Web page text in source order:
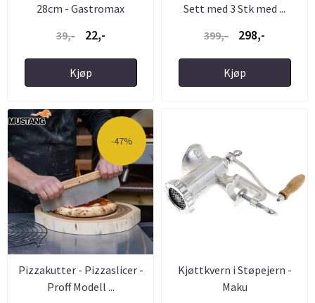
28cm - Gastromax
39,-
22,-
Kjøp
Sett med 3 Stk med ...
399,-
298,-
Kjøp
-47%
Pizzakutter - Pizzaslicer -
Proff Modell ...
Kjøttkvern i Støpejern -
Maku